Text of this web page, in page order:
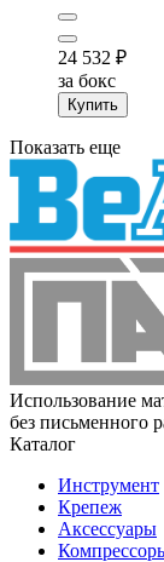
24 532 ₽
за бокс
Купить
Показать еще
Использование
без письменного
Каталог
Инструмент
Крепеж
Аксессуары